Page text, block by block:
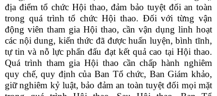
địa điểm tổ chức Hội thao, đảm bảo tuyệt đối an toàn
trong quá trình tổ chức Hội thao. Đối với từng vận
động viên tham gia Hội thao, cần vận dụng linh hoạt
các nội dung, kiến thức đã được huấn luyện, bình tĩnh,
tự tin và nỗ lực phấn đấu đạt kết quả cao tại Hội thao.
Quá trình tham gia Hội thao cần chấp hành nghiêm
quy chế, quy định của Ban Tổ chức, Ban Giám khảo,
giữ nghiêm kỷ luật, bảo đảm an toàn tuyệt đối mọi mặt